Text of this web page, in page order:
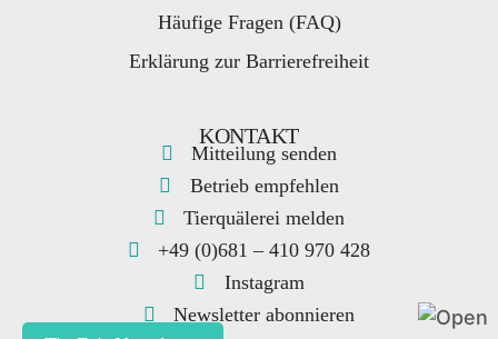
Häufige Fragen (FAQ)
Erklärung zur Barrierefreiheit
KONTAKT
Mitteilung senden
Betrieb empfehlen
Tierquälerei melden
+49 (0)681 – 410 970 428
Instagram
Newsletter abonnieren
Kontakt